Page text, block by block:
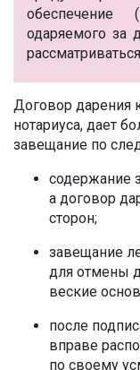
одаряемого за
Договор дарения
нотариуса, дает
завещание по
содержание
а договор
сторон;
завещание
для отмены
веские
после
вправе
по своему